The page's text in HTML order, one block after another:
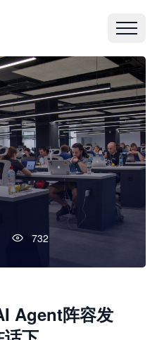
732
Agent阵容发